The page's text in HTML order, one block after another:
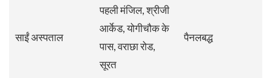
साईं अस्पताल
पहली मंजिल, श्रीजी
आर्केड, योगीचौक के
पास, वराछा रोड,
सूरत
पैनलबद्ध